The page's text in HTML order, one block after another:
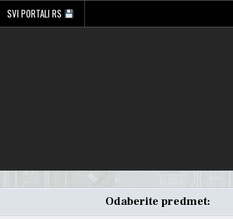
SVI PORTALI RS
Odaberite predmet: